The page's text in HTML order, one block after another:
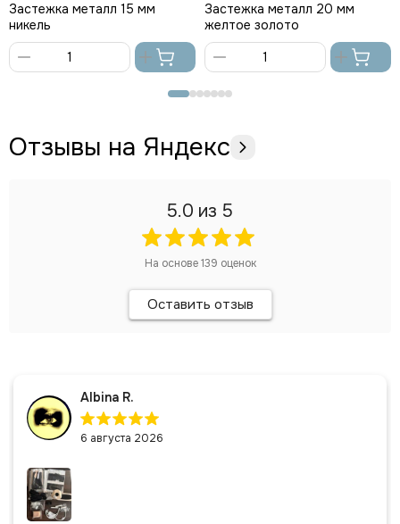
Застежка металл 15 мм
никель
корзину
Застежка металл 20 мм
желтое золото
Отзывы на Яндекс
5.0 из 5
На основе139 оценок
Оставить отзыв
Albina R.
6 августа 2026